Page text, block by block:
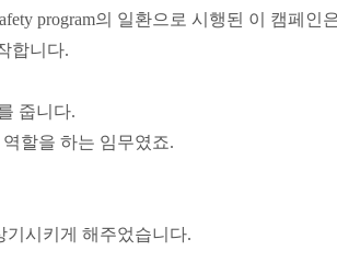
program의 일환으로 시행된 이 캠페인
합니다.
줍니다.
역할을 하는 임무였죠.
기시키게 해주었습니다.